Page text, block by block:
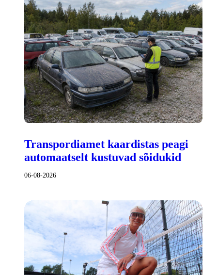
Transpordiamet kaardistas peagi
automaatselt kustuvad sõidukid
06-08-2026